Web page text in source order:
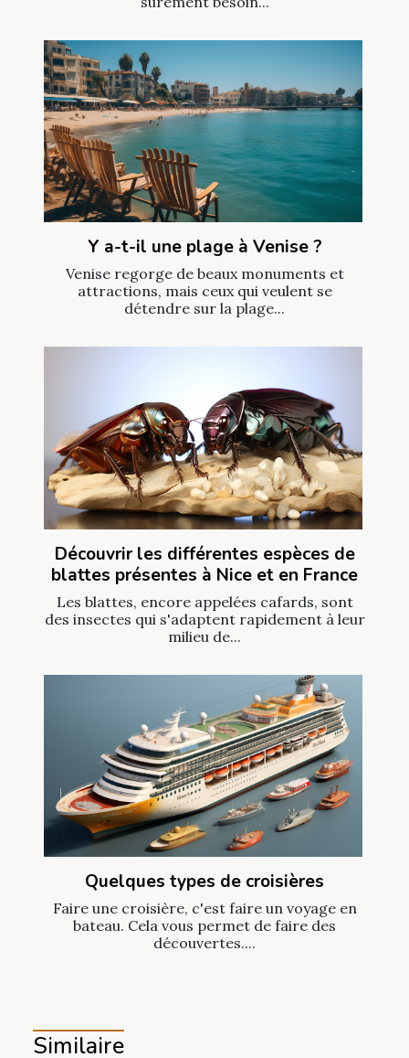
Y a-t-il une plage à Venise ?
Venise regorge de beaux monuments et
attractions, mais ceux qui veulent se
détendre sur la plage...
Découvrir les différentes espèces de
blattes présentes à Nice et en France
Les blattes, encore appelées cafards, sont
des insectes qui s'adaptent rapidement à leur
milieu de...
Quelques types de croisières
Faire une croisière, c'est faire un voyage en
bateau. Cela vous permet de faire des
découvertes....
Similaire